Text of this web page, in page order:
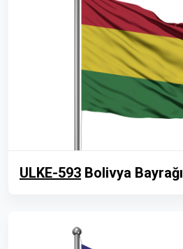
ULKE-593 Bolivya Bayrağı